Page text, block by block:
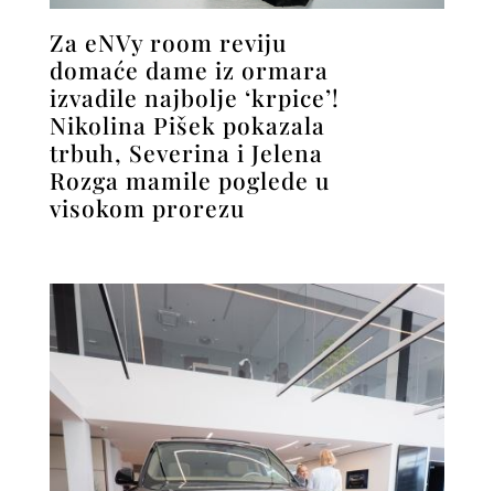
Za eNVy room reviju
domaće dame iz ormara
izvadile najbolje ‘krpice’!
Nikolina Pišek pokazala
trbuh, Severina i Jelena
Rozga mamile poglede u
visokom prorezu